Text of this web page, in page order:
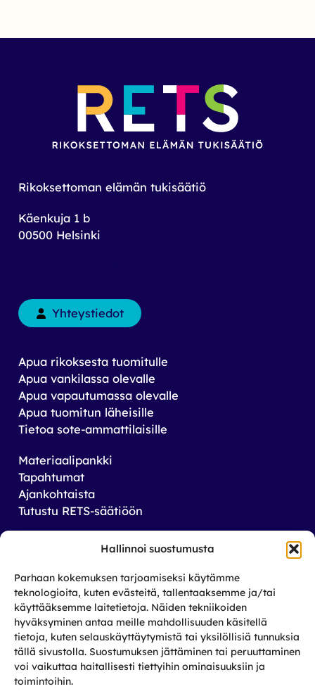
Hallinnoi suostumusta
Parhaan kokemuksen tarjoamiseksi käytämme
teknologioita, kuten evästeitä, tallentaaksemme ja/tai
käyttääksemme laitetietoja. Näiden tekniikoiden
hyväksyminen antaa meille mahdollisuuden käsitellä
tietoja, kuten selauskäyttäytymistä tai yksilöllisiä tunnuksia
tällä sivustolla. Suostumuksen jättäminen tai peruuttaminen
voi vaikuttaa haitallisesti tiettyihin ominaisuuksiin ja
toimintoihin.
Rikoksettoman elämän tukisäätiö
Käenkuja 1 b
00500 Helsinki
Yhteystiedot
Apua rikoksesta tuomitulle
Apua vankilassa olevalle
Apua vapautumassa olevalle
Apua tuomitun läheisille
Tietoa sote-ammattilaisille
Materiaalipankki
Tapahtumat
Ajankohtaista
Tutustu RETS-säätiöön
Tilaa uutiskirjeemme
Saat tiedon tulevista tapahtumista sekä
toiminnastamme rikos­taustaisten ja heidän
läheistensä aseman parantamiseksi.
Tilaa
Facebook
X Instagram
LinkedIn